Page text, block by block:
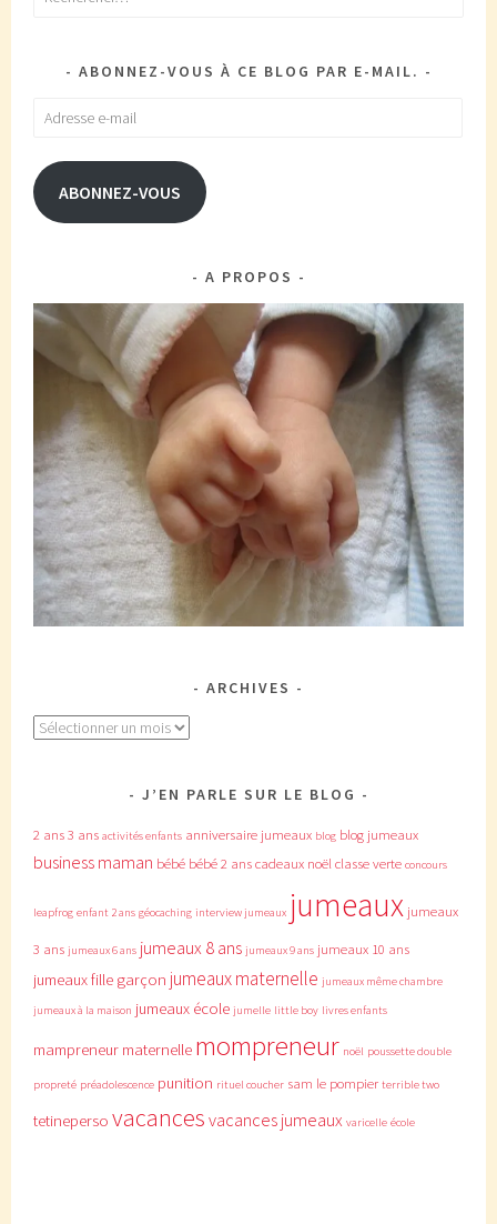
ABONNEZ-VOUS À CE BLOG PAR E-MAIL.
Adresse
mail
ABONNEZ-VOUS
A PROPOS
ARCHIVES
Archives
J’EN PARLE SUR LE BLOG
2 ans3 ans activités enfants anniversaire jumeaux blog blog jumeaux
business maman bébé bébé 2 anscadeaux noëlclasse verte concours
leapfrog enfant 2 ans géocaching interview jumeaux jumeaux jumeaux
3 ans jumeaux 6 ans jumeaux 8 ans jumeaux 9 ans jumeaux 10 ans
jumeaux fille garçon jumeaux maternelle jumeaux même chambre
jumeaux à la maison jumeaux école jumelle little boy livres enfants
mampreneur maternelle mompreneur noël poussette double
propreté préadolescence punition rituel coucher sam le pompier terrible two
tetineperso vacances vacances jumeaux varicelle école